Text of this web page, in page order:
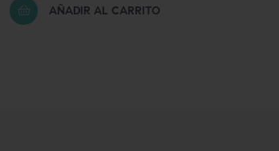
AÑADIR AL CARRITO